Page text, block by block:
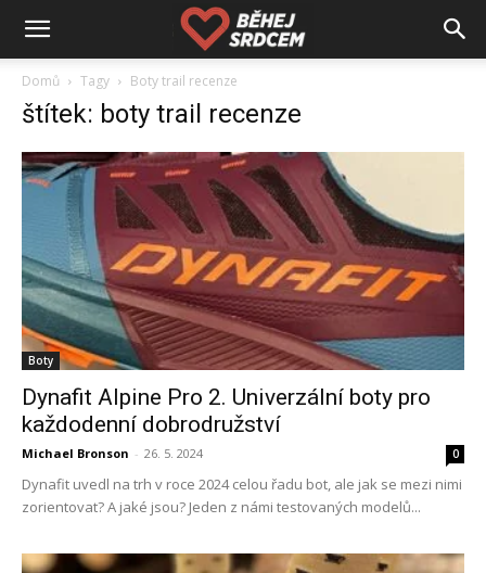
Domů Tagy Boty trail recenze
štítek: boty trail recenze
Boty
Dynafit Alpine Pro 2. Univerzální boty pro
každodenní dobrodružství
Michael Bronson - 26. 5. 2024 0
Dynafit uvedl na trh v roce 2024 celou řadu bot, ale jak se mezi nimi
zorientovat? A jaké jsou? Jeden z námi testovaných modelů...